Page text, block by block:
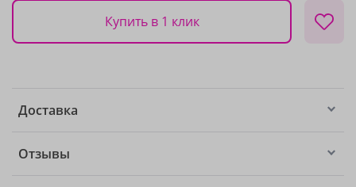
Купить в 1 клик
Доставка
Отзывы